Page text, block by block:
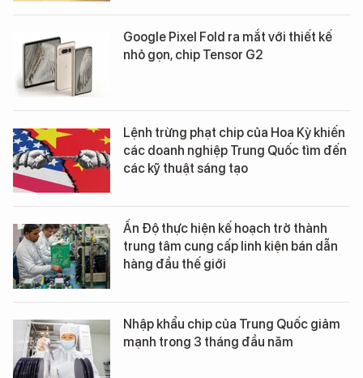
Google Pixel Fold ra mắt với thiết kế
nhỏ gọn, chip Tensor G2
Lệnh trừng phạt chip của Hoa Kỳ khiến
các doanh nghiệp Trung Quốc tìm đến
các kỹ thuật sáng tạo
Ấn Độ thực hiện kế hoạch trở thành
trung tâm cung cấp linh kiện bán dẫn
hàng đầu thế giới
Nhập khẩu chip của Trung Quốc giảm
mạnh trong 3 tháng đầu năm